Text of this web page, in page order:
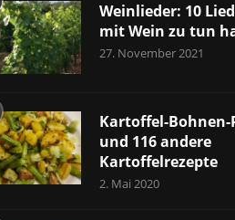
Weinlieder: 10
mit Wein zu tun
27. November 2021
Kartoffel-Bohnen-
und 116 andere
Kartoffelrezepte
2. Mai 2020